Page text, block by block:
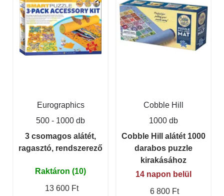
Eurographics
500 - 1000 db
3 csomagos alátét,
ragasztó, rendszerező
Raktáron (10)
13 600 Ft
Cobble Hill
1000 db
Cobble Hill alátét 1000
darabos puzzle
kirakásához
14 napon belül
6 800 Ft